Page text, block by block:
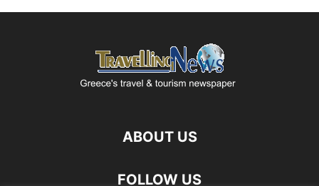
ABOUT US
FOLLOW US